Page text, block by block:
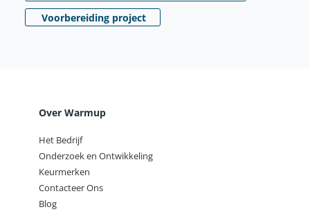
Voorbereiding project
Over Warmup
Het Bedrijf
Onderzoek en Ontwikkeling
Keurmerken
Contacteer Ons
Blog